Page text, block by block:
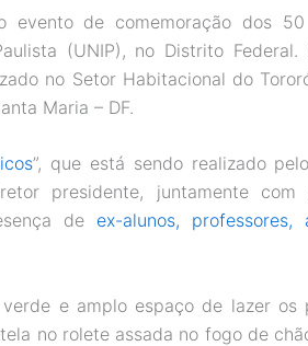
evento de comemoração dos
(UNIP), no Distrito Federal.
no Setor Habitacional do
Maria – DF.
”, que está sendo realizado
presidente, juntamente
de ex-alunos, professores,
e amplo espaço de lazer os
no rolete assada no fogo de